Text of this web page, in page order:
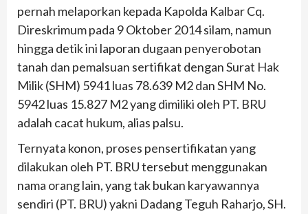
pernah melaporkan kepada Kapolda Kalbar Cq.
Direskrimum pada 9 Oktober 2014 silam, namun
hingga detik ini laporan dugaan penyerobotan
tanah dan pemalsuan sertifikat dengan Surat Hak
Milik (SHM) 5941 luas 78.639 M2 dan SHM No.
5942 luas 15.827 M2 yang dimiliki oleh PT. BRU
adalah cacat hukum, alias palsu.
Ternyata konon, proses pensertifikatan yang
dilakukan oleh PT. BRU tersebut menggunakan
nama orang lain, yang tak bukan karyawannya
sendiri (PT. BRU) yakni Dadang Teguh Raharjo, SH.